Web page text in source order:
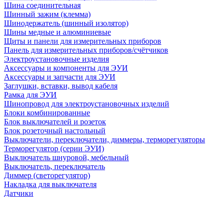
Шина соединительная
Шинный зажим (клемма)
Шинодержатель (шинный изолятор)
Шины медные и алюминиевые
Щиты и панели для измерительных приборов
Панель для измерительных приборов/счётчиков
Электроустановочные изделия
Аксессуары и компоненты для ЭУИ
Аксессуары и запчасти для ЭУИ
Заглушки, вставки, вывод кабеля
Рамка для ЭУИ
Шинопровод для электроустановочных изделий
Блоки комбинированные
Блок выключателей и розеток
Блок розеточный настольный
Выключатели, переключатели, диммеры, терморегуляторы
Терморегулятор (серии ЭУИ)
Выключатель шнуровой, мебельный
Выключатель, переключатель
Диммер (светорегулятор)
Накладка для выключателя
Датчики